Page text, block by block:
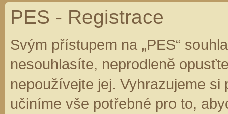
PES - Registrace
Svým přístupem na „PES“
nesouhlasíte, neprodleně
nepoužívejte jej. Vyhrazujeme
učiníme vše potřebné pro to,